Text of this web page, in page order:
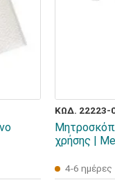
ΚΩΔ. 22223-
χρήσης |
4-6 ημέρες